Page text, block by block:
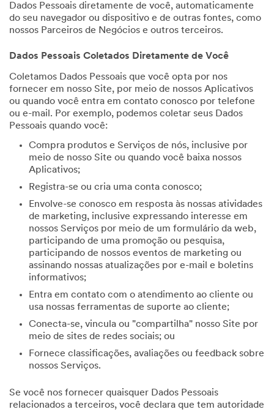
Dados Pessoais diretamente de você, automaticamente
do seu navegador ou dispositivo e de outras fontes, como
nossos Parceiros de Negócios e outros terceiros.
Dados Pessoais Coletados Diretamente de Você
Coletamos Dados Pessoais que você opta por nos
fornecer em nosso Site, por meio de nossos Aplicativos
ou quando você entra em contato conosco por telefone
ou e-mail. Por exemplo, podemos coletar seus Dados
Pessoais quando você:
Compra produtos e Serviços de nós, inclusive por
meio de nosso Site ou quando você baixa nossos
Aplicativos;
Registra-se ou cria uma conta conosco;
Envolve-se conosco em resposta às nossas atividades
de marketing, inclusive expressando interesse em
nossos Serviços por meio de um formulário da web,
participando de uma promoção ou pesquisa,
participando de nossos eventos de marketing ou
assinando nossas atualizações por e-mail e boletins
informativos;
Entra em contato com o atendimento ao cliente ou
usa nossas ferramentas de suporte ao cliente;
Conecta-se, vincula ou "compartilha" nosso Site por
meio de sites de redes sociais; ou
Fornece classificações, avaliações ou feedback sobre
nossos Serviços.
Se você nos fornecer quaisquer Dados Pessoais
relacionados a terceiros, você declara que tem autoridade